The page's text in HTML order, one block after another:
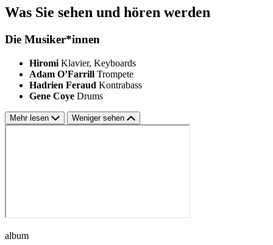
Was Sie sehen und hören werden
Die Musiker*innen
Hiromi Klavier, Keyboards
Adam O’Farrill Trompete
Hadrien Feraud Kontrabass
Gene Coye Drums
Mehr lesen Weniger sehen
album